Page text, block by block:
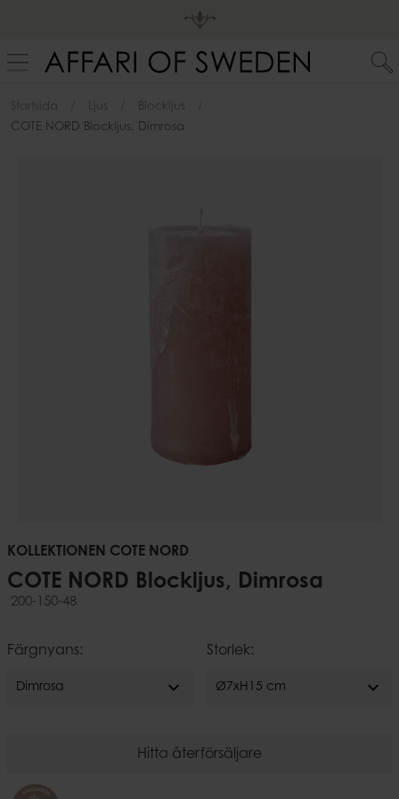
Startsida Ljus
Blockljus
COTE NORD Blockljus, Dimrosa
KOLLEKTIONEN COTE NORD
COTE NORD Blockljus, Dimrosa
200-150-48
Färgnyans:
Dimrosa expand_more
Storlek:
Ø7xH15 cm expand_more
Hitta återförsäljare